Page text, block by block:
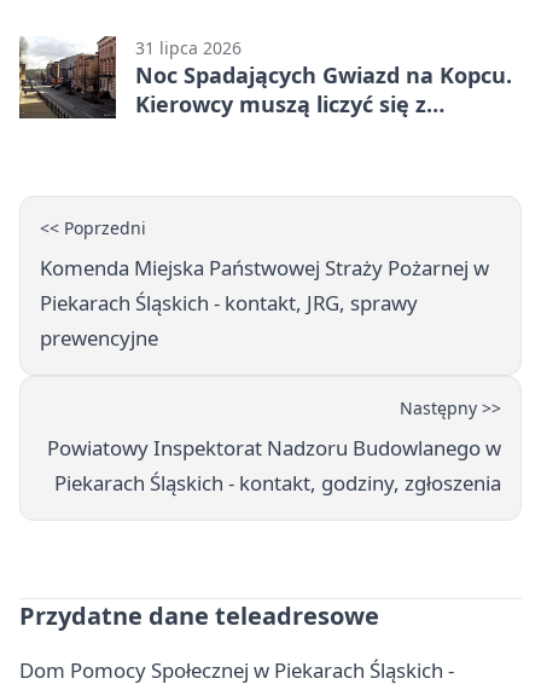
31 lipca 2026
Noc Spadających Gwiazd na Kopcu.
Kierowcy muszą liczyć się z
<< Poprzedni
Komenda Miejska Państwowej Straży Pożarnej w
Piekarach Śląskich - kontakt, JRG, sprawy
prewencyjne
Następny >>
Powiatowy Inspektorat Nadzoru Budowlanego w
Piekarach Śląskich - kontakt, godziny, zgłoszenia
Przydatne dane teleadresowe
Dom Pomocy Społecznej w Piekarach Śląskich -